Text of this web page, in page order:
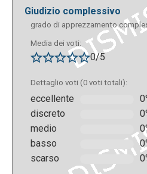
Esiste anche la possibilità di
collezione di video
giudizio complessivo
grado di apprezzamento
Media dei voti:
0/5
Dettaglio voti (0 voti totali):
eccellente
discreto
medio
basso
scarso